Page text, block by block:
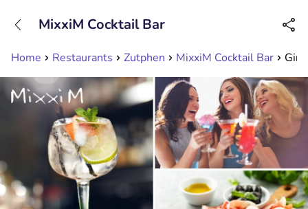
Available until 23:00
Home Restaurants Zutphen MixxiM Cocktail Bar Gin
MixxiM Cocktail Bar